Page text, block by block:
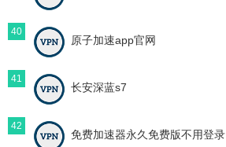
40
原子加速app官网
41
长安深蓝s7
42
免费加速器永久免费版不用登录